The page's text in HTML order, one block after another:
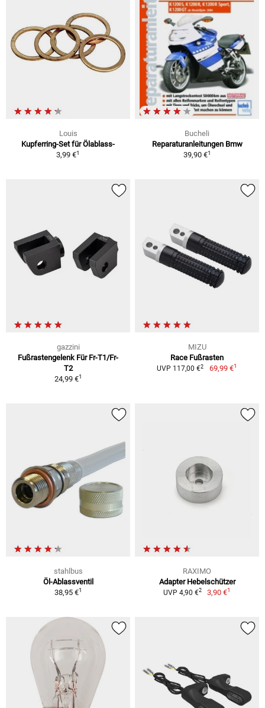
Louis
Kupferring-Set für Ölablass-
3,99 €1
Bucheli
Reparaturanleitungen Bmw
39,90 €1
gazzini
Fußrastengelenk Für Fr-T1/Fr-
T2
24,99 €1
MIZU
Race Fußrasten
UVP 117,00 €2 69,99 €1
stahlbus
Öl-Ablassventil
38,95 €1
RAXIMO
Adapter Hebelschützer
UVP 4,90 €2 3,90 €1